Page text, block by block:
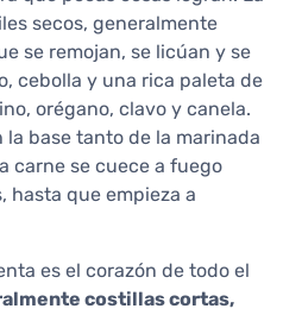
secos, generalmente
se remojan, se licúan y se
cebolla y una rica paleta de
orégano, clavo y canela.
base tanto de la marinada
carne se cuece a fuego
hasta que empieza a
es el corazón de todo el
costillas cortas,